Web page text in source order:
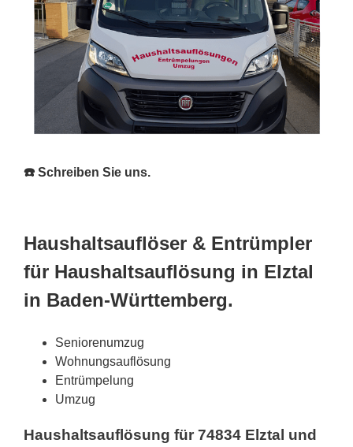
☎️ Schreiben Sie uns.
Haushaltsauflöser & Entrümpler
für Haushaltsauflösung in Elztal
in Baden-Württemberg.
Seniorenumzug
Wohnungsauflösung
Entrümpelung
Umzug
Haushaltsauflösung für 74834 Elztal und